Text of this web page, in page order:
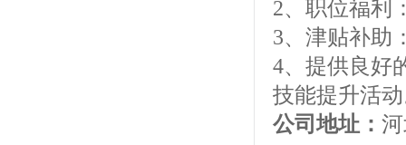
2、职位福利
3、津贴补助
4、提供良好
技能提升活
公司地址：